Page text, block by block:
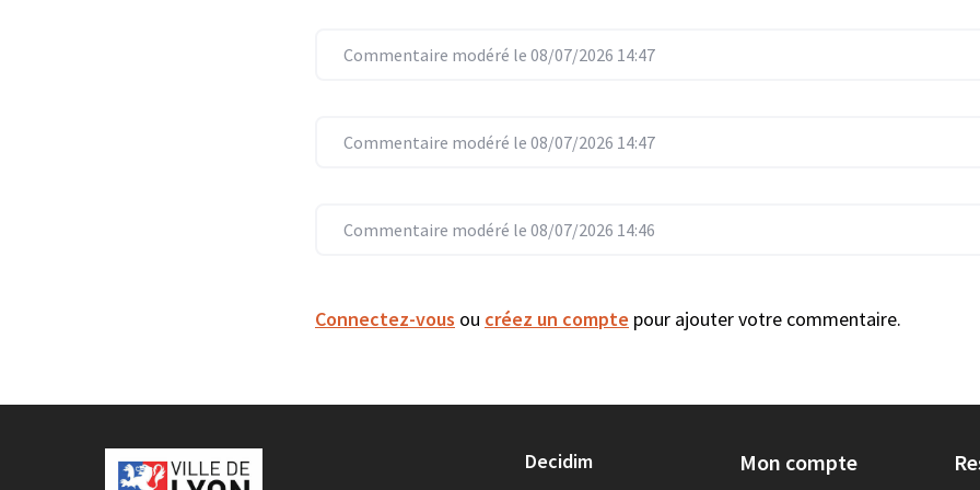
Commentaire modéré le 08/07/2026 14:47
Commentaire modéré le 08/07/2026 14:47
Commentaire modéré le 08/07/2026 14:46
Connectez-vous ou créez un compte pour ajouter votre commentaire.
Decidim
Mon compte